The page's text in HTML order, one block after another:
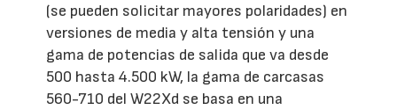
(se pueden solicitar mayores polaridades) en
versiones de media y alta tensión y una
gama de potencias de salida que va desde
500 hasta 4.500 kW, la gama de carcasas
560-710 del W22Xd se basa en una